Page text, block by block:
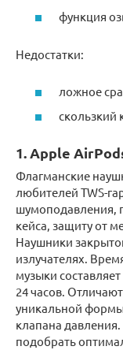
функция
Недостатки:
ложное
скользкий
1. Apple
Флагманские
любителей TWS-
шумоподавления,
кейса, защиту от
Наушники
излучателях.
музыки
24 часов.
уникальной
клапана
подобрать